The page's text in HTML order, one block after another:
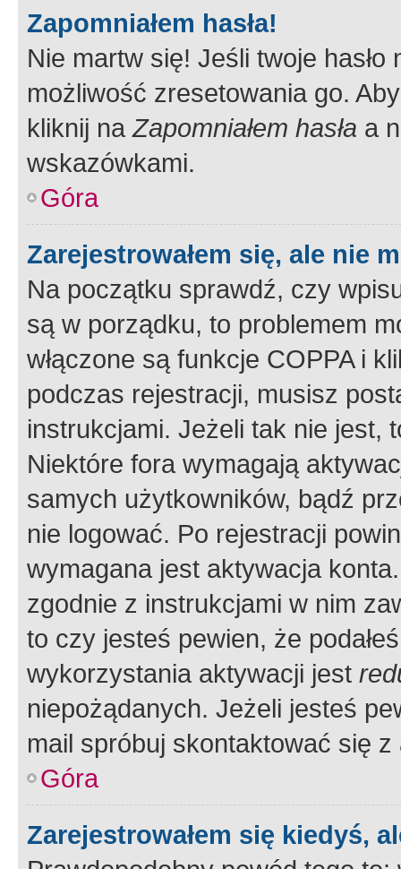
Zapomniałem hasła!
Nie martw się! Jeśli twoje
możliwość zresetowania go.
kliknij naZapomniałem hasła a
wskazówkami.
Góra
Zarejestrowałem się, ale nie
Na początku sprawdź, czy
są w porządku, to problemem
włączone są funkcje COPPA i
podczas rejestracji, musisz
instrukcjami. Jeżeli tak nie jest,
Niektóre fora wymagają
samych użytkowników, bądź
nie logować. Po rejestracji
wymagana jest aktywacja
zgodnie z instrukcjami w nim
to czy jesteś pewien, że
wykorzystania aktywacji jest
niepożądanych. Jeżeli jesteś
mail spróbuj skontaktować się
Góra
Zarejestrowałem się kiedyś,